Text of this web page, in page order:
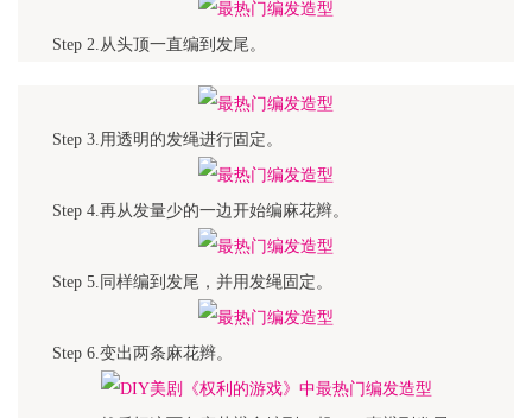
Step 2.从头顶一直编到发尾。
Step 3.用透明的发绳进行固定。
Step 4.再从发量少的一边开始编麻花辫。
Step 5.同样编到发尾，并用发绳固定。
Step 6.变出两条麻花辫。